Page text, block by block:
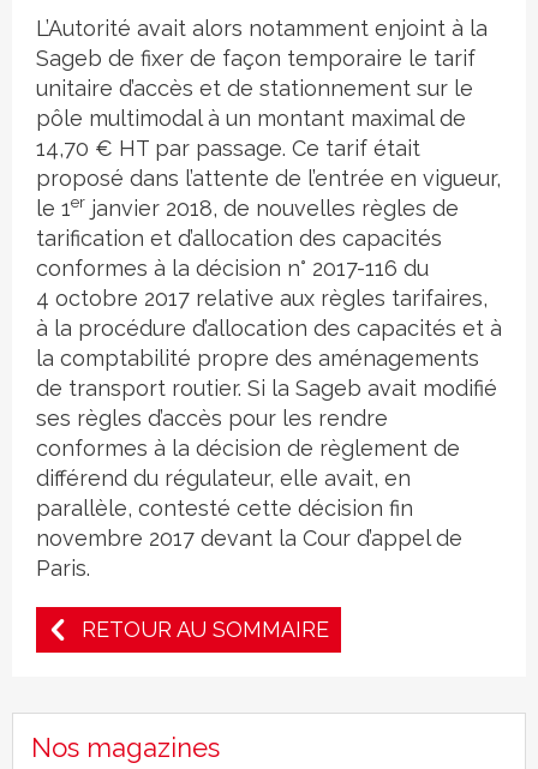
L’Autorité avait alors notamment enjoint à la
Sageb de fixer de façon temporaire le tarif
unitaire d’accès et de stationnement sur le
pôle multimodal à un montant maximal de
14,70 € HT par passage. Ce tarif était
proposé dans l’attente de l’entrée en vigueur,
le 1er janvier 2018, de nouvelles règles de
tarification et d’allocation des capacités
conformes à la décision n° 2017-116 du
4 octobre 2017 relative aux règles tarifaires,
à la procédure d’allocation des capacités et à
la comptabilité propre des aménagements
de transport routier. Si la Sageb avait modifié
ses règles d’accès pour les rendre
conformes à la décision de règlement de
différend du régulateur, elle avait, en
parallèle, contesté cette décision fin
novembre 2017 devant la Cour d’appel de
Paris.
RETOUR AU SOMMAIRE
Nos magazines